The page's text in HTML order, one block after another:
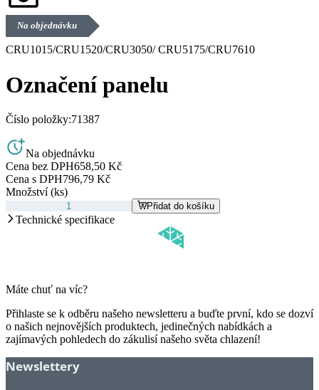
Na objednávku
CRU1015/CRU1520/CRU3050/ CRU5175/CRU7610
Označení panelu
Číslo položky:71387
Na objednávku
Cena bez DPH658,50 Kč
Cena s DPH796,79 Kč
Množství (ks)
Přidat do košíku
Technické specifikace
Máte chuť na víc?
Přihlaste se k odběru našeho newsletteru a buďte první, kdo se dozví
o našich nejnovějších produktech, jedinečných nabídkách a
zajímavých pohledech do zákulisí našeho světa chlazení!
Newslettery